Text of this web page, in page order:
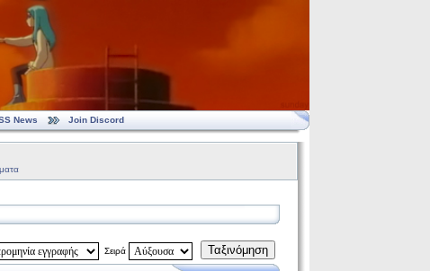
News Join Discord
Σειρά Ταξινόμηση